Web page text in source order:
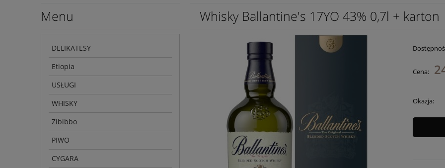
Menu
DELIKATESY
Etiopia
USŁUGI
WHISKY
Zibibbo
PIWO
CYGARA
Whisky Ballantine's 17YO 43% 0,7l + karton
Cena:
Okazja: